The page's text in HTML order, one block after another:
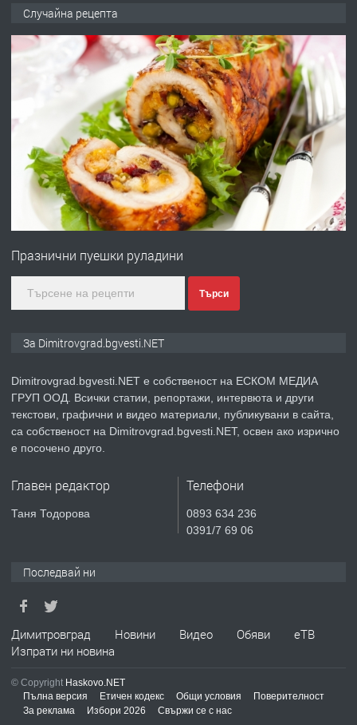
преди 11 месеца
Отпушване на канали тоалетни
вертикални щрангове
преди 11 месеца
ПРЕДЛАГА Онлайн магазин за всички!
преди 2 месеца
ПРЕДЛАГА Къща в Странско
ПРЕДЛАГА
Случайна рецепта
Празнични пуешки руладини
Търси
За Dimitrovgrad.bgvesti.NET
Dimitrovgrad.bgvesti.NET е собственост на ЕСКОМ МЕДИА
ГРУП ООД. Всички статии, репортажи, интервюта и други
текстови, графични и видео материали, публикувани в сайта,
са собственост на Dimitrovgrad.bgvesti.NET, освен ако изрично
е посочено друго.
Главен редактор
Таня Тодорова
Телефони
0893 634 236
0391/7 69 06
Последвай ни
Димитровград Новини Видео Обяви
еТВ
Изпрати ни новина
© Copyright Haskovo.NET
Пълна версия
Етичен кодекс Общи условия
Поверителност
За реклама
Избори 2026 Свържи се с нас